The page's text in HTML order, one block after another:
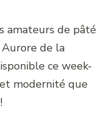
amateurs de pâté
de la
ce week-
modernité que